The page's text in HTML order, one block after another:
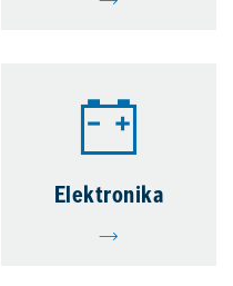
Elektronika